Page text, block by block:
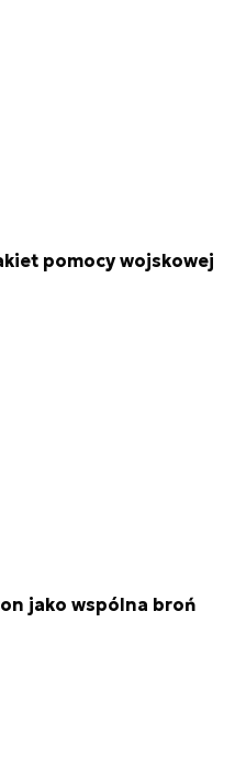
pomocy wojskowej
jako wspólna broń